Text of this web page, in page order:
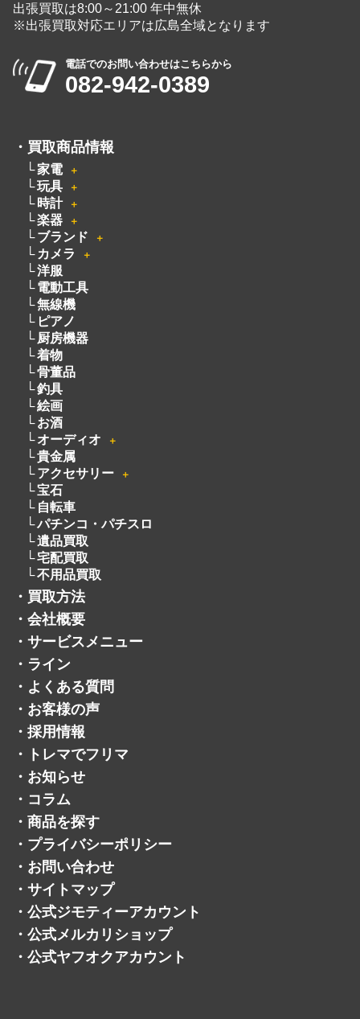
出張買取は8:00～21:00 年中無休
※出張買取対応エリアは広島全域となります
電話でのお問い合わせはこちらから
082-942-0389
・ 買取商品情報
家電 ＋
玩具 ＋
時計 ＋
楽器 ＋
ブランド ＋
カメラ ＋
洋服
電動工具
無線機
ピアノ
厨房機器
着物
骨董品
釣具
絵画
お酒
オーディオ
＋
貴金属
アクセサリー
＋
宝石
自転車
パチンコ・パチスロ
遺品買取
宅配買取
不用品買取
・ 買取方法
・ 会社概要
・ サービスメニュー
・ ライン
・ よくある質問
・ お客様の声
・ 採用情報
・
トレマでフリマ
・ お知らせ
・ コラム
・ 商品を探す
・ プライバシーポリシー
・ お問い合わせ
・ サイトマップ
・ 公式ジモティーアカウント
・ 公式メルカリショップ
・ 公式ヤフオクアカウント